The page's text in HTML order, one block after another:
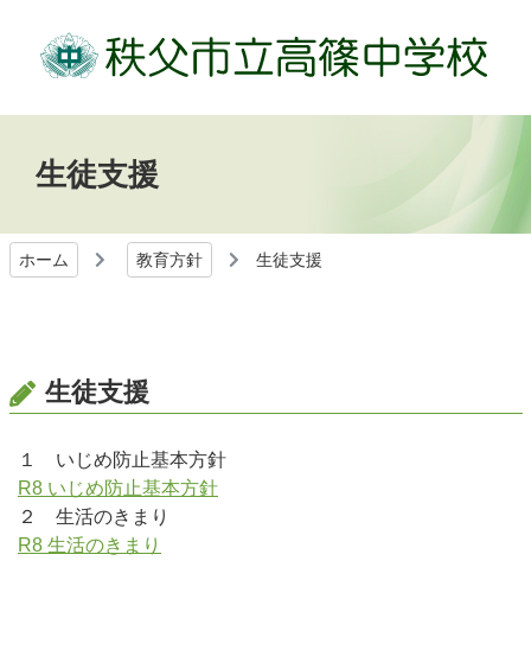
生徒支援
ホーム 教育方針 生徒支援
生徒支援
１ いじめ防止基本方針
R8 いじめ防止基本方針
２ 生活のきまり
R8 生活のきまり